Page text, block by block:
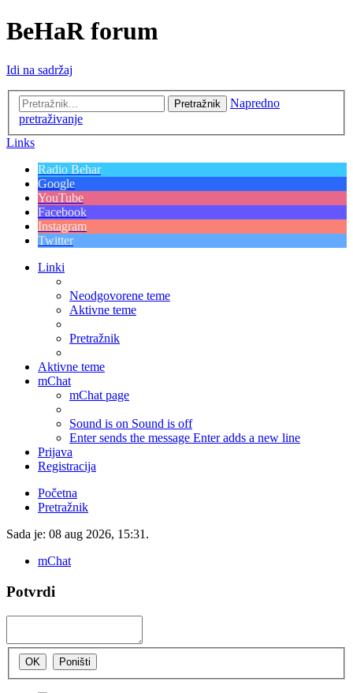
BeHaR forum
Idi na sadržaj
Pretražnik
Napredno
pretraživanje
Links
Radio Behar
Google
YouTube
Facebook
Instagram
Twitter
Linki
Neodgovorene teme
Aktivne teme
Pretražnik
Aktivne teme
mChat
mChat page
Sound is on Sound is off
Enter sends the message Enter adds a new line
Prijava
Registracija
Početna
Pretražnik
Sada je: 08 aug 2026, 15:31.
mChat
Potvrdi